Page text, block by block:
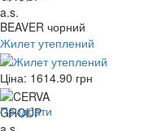
BEAVER чорний
Жилет утеплений
Ціна: 1614.90 грн
Придбати